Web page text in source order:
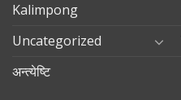
Kalimpong
Uncategorized
अन्त्येष्टि